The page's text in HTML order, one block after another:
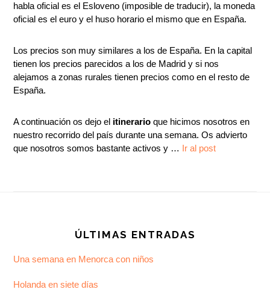
habla oficial es el Esloveno (imposible de traducir), la moneda
oficial es el euro y el huso horario el mismo que en España.
Los precios son muy similares a los de España. En la capital
tienen los precios parecidos a los de Madrid y si nos
alejamos a zonas rurales tienen precios como en el resto de
España.
A continuación os dejo el itinerario que hicimos nosotros en
nuestro recorrido del país durante una semana. Os advierto
que nosotros somos bastante activos y … Ir al post
ÚLTIMAS ENTRADAS
Una semana en Menorca con niños
Holanda en siete días